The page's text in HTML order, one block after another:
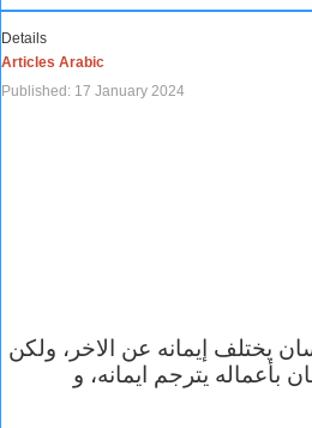
Details
Articles Arabic
Published: 17 January 2024
يختلف إيمانه عن الاخر، ولكن
بأعماله يترجم ايمانه، و